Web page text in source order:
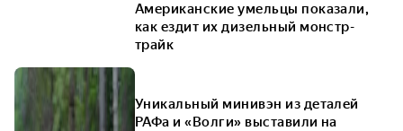
Американские умельцы показали,
как ездит их дизельный монстр-
трайк
Уникальный минивэн из деталей
РАФа и «Волги» выставили на